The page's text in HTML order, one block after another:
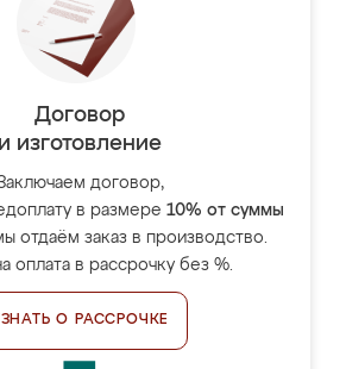
Договор
и изготовление
договор,
в размере 10% от суммы
отдаём заказ в производство.
оплата в рассрочку без %.
О РАССРОЧКЕ